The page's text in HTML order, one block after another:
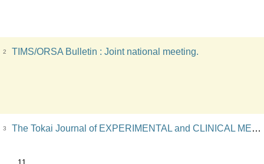
2 TIMS/ORSA Bulletin : Joint national meeting.
3 The Tokai Journal of EXPERIMENTAL and CLINICAL MEDICINE.